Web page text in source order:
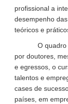
profissional a
desempenho
teóricos e
O quadro
por doutores,
e egressos, o
talentos e
cases de
países, em